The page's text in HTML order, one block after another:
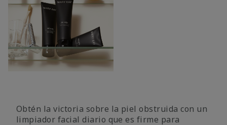
Obtén la victoria sobre la piel obstruida con un
limpiador facial diario que es firme para